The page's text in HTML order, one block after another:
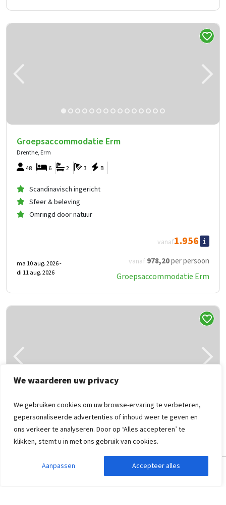
We waarderen uw privacy
We gebruiken cookies om uw browse-ervaring te verbeteren,
gepersonaliseerde advertenties of inhoud weer te geven en
ons verkeer te analyseren. Door op ‘Alles accepteren’ te
klikken, stemt u in met ons gebruik van cookies.
Aanpassen Accepteer alles
Groepsaccommodatie Erm
Drenthe, Erm
48
2 3 B
6
Scandinavisch ingericht
Sfeer & beleving
Omringd door natuur
vanaf 978,20per persoon
vanaf1.956
ma 10 aug. 2026 -
di 11 aug. 2026
Groepsaccommodatie Erm
Groepsaccommodatie Erm
Scandinavisch ingericht
Zoekopdracht aanpassen Filters weergeven